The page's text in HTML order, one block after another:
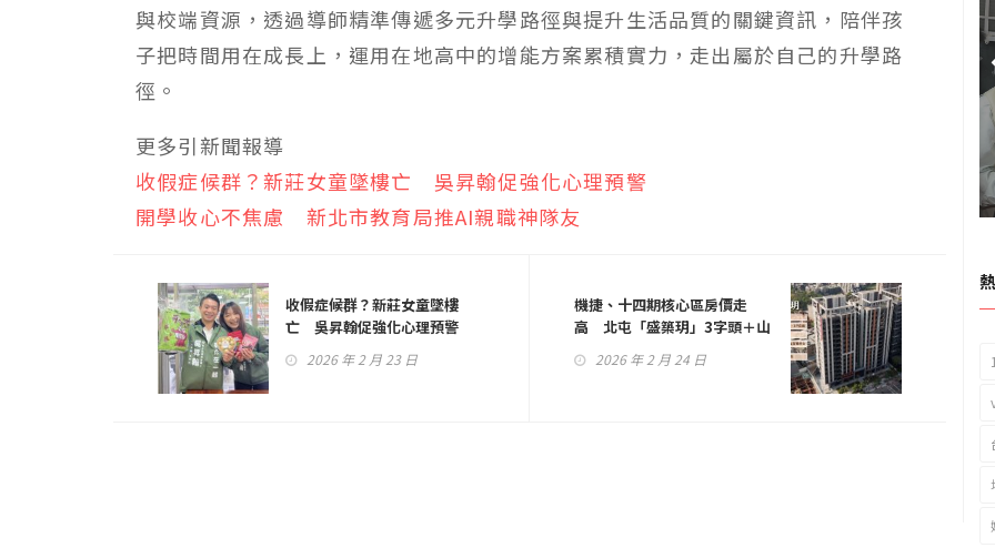
與校端資源，透過導師精準傳遞多元升學路徑與提升生活品質的關鍵資訊，陪伴孩
子把時間用在成長上，運用在地高中的增能方案累積實力，走出屬於自己的升學路
徑。
更多引新聞報導
收假症候群？新莊女童墜樓亡 吳昇翰促強化心理預警
開學收心不焦慮 新北市教育局推AI親職神隊友
收假症候群？新莊女童墜樓
亡 吳昇翰促強化心理預警
2026 年 2 月 23 日
機捷、十四期核心區房價走
高 北屯「盛築玥」3字頭＋山
2026 年 2 月 24 日